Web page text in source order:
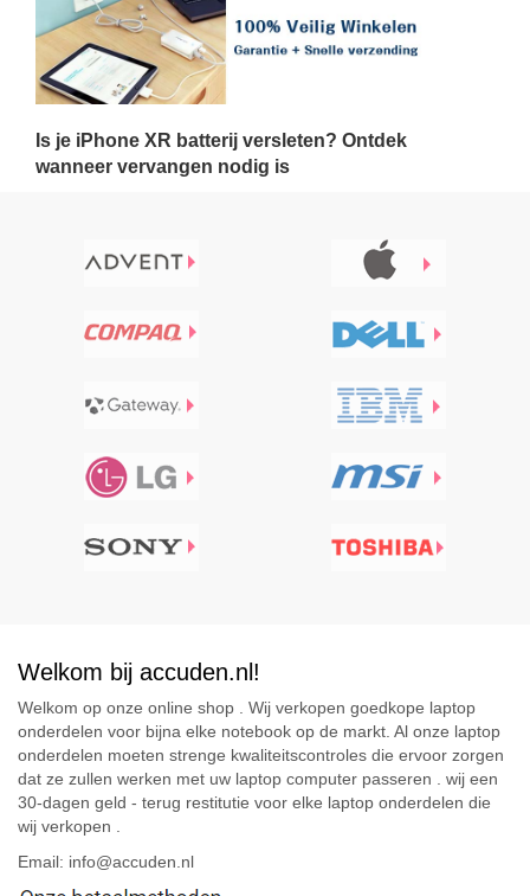
Is je iPhone XR batterij versleten? Ontdek
wanneer vervangen nodig is
Welkom bij accuden.nl!
Welkom op onze online shop . Wij verkopen goedkope laptop
onderdelen voor bijna elke notebook op de markt. Al onze laptop
onderdelen moeten strenge kwaliteitscontroles die ervoor zorgen
dat ze zullen werken met uw laptop computer passeren . wij een
30-dagen geld - terug restitutie voor elke laptop onderdelen die
wij verkopen .
Email: info@accuden.nl